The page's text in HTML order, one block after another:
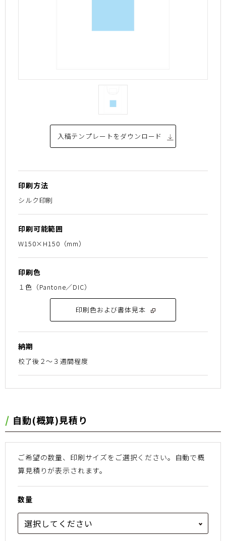
入稿テンプレートをダウンロード
印刷方法
シルク印刷
印刷可能範囲
W150×H150（mm）
印刷色
１色（Pantone／DIC）
印刷色および書体見本
納期
校了後２〜３週間程度
⾃動(概算)⾒積り
ご希望の数量、印刷サイズをご選択ください。 ⾃動で概
算⾒積りが表⽰されます。
数量